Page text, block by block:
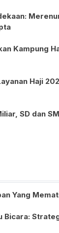
Kampung
Haji
SD dan
Yang
Bicara: